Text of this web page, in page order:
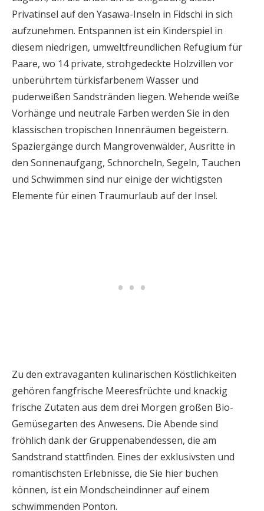
Privatinsel auf den Yasawa-Inseln in Fidschi in sich
aufzunehmen. Entspannen ist ein Kinderspiel in
diesem niedrigen, umweltfreundlichen Refugium für
Paare, wo 14 private, strohgedeckte Holzvillen vor
unberührtem türkisfarbenem Wasser und
puderweißen Sandstränden liegen. Wehende weiße
Vorhänge und neutrale Farben werden Sie in den
klassischen tropischen Innenräumen begeistern.
Spaziergänge durch Mangrovenwälder, Ausritte in
den Sonnenaufgang, Schnorcheln, Segeln, Tauchen
und Schwimmen sind nur einige der wichtigsten
Elemente für einen Traumurlaub auf der Insel.
Zu den extravaganten kulinarischen Köstlichkeiten
gehören fangfrische Meeresfrüchte und knackig
frische Zutaten aus dem drei Morgen großen Bio-
Gemüsegarten des Anwesens. Die Abende sind
fröhlich dank der Gruppenabendessen, die am
Sandstrand stattfinden. Eines der exklusivsten und
romantischsten Erlebnisse, die Sie hier buchen
können, ist ein Mondscheindinner auf einem
schwimmenden Ponton.